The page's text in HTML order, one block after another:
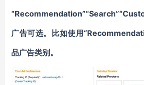
广告可选。比如使用
品广告类别。